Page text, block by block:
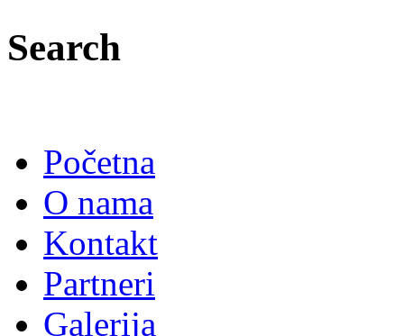
Search
Početna
O nama
Kontakt
Partneri
Galerija